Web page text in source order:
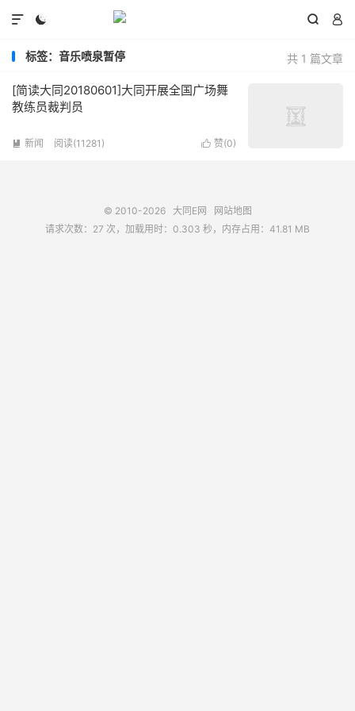
  

共 1 篇文章
标签：音乐喷泉暂停
[简读大同20180601]大同开展全国广场舞
教练员裁判员
 赞(0)
 新闻 阅读(11281)
© 2010-2026 大同E网
网站地图
请求次数：27 次，加载用时：0.303 秒，内存占用：41.81 MB